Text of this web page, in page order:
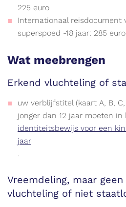
225 euro
Internationaal reisdocument
superspoed -18 jaar: 285 euro
Wat meebrengen
Erkend vluchteling of
uw verblijfstitel (kaart A, B,
jonger dan 12 jaar moeten
identiteitsbewijs voor een
jaar
.
Vreemdeling, maar
vluchteling of niet